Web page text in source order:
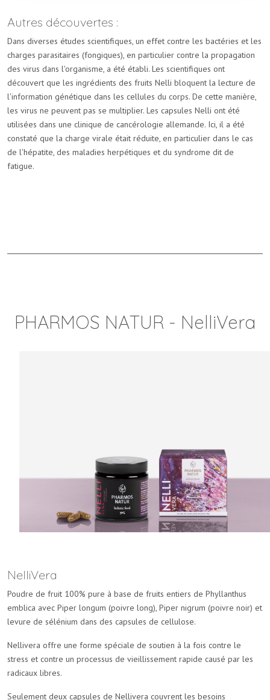
Autres découvertes :
Dans diverses études scientifiques, un effet contre les bactéries et les
charges parasitaires (fongiques), en particulier contre la propagation
des virus dans l'organisme, a été établi. Les scientifiques ont
découvert que les ingrédients des fruits Nelli bloquent la lecture de
l'information génétique dans les cellules du corps. De cette manière,
les virus ne peuvent pas se multiplier. Les capsules Nelli ont été
utilisées dans une clinique de cancérologie allemande. Ici, il a été
constaté que la charge virale était réduite, en particulier dans le cas
de l'hépatite, des maladies herpétiques et du syndrome dit de
fatigue.
PHARMOS NATUR - NelliVera
NelliVera
Poudre de fruit 100% pure à base de fruits entiers de Phyllanthus
emblica avec Piper longum (poivre long), Piper nigrum (poivre noir) et
levure de sélénium dans des capsules de cellulose.
Nellivera offre une forme spéciale de soutien à la fois contre le
stress et contre un processus de vieillissement rapide causé par les
radicaux libres.
Seulement deux capsules de Nellivera couvrent les besoins